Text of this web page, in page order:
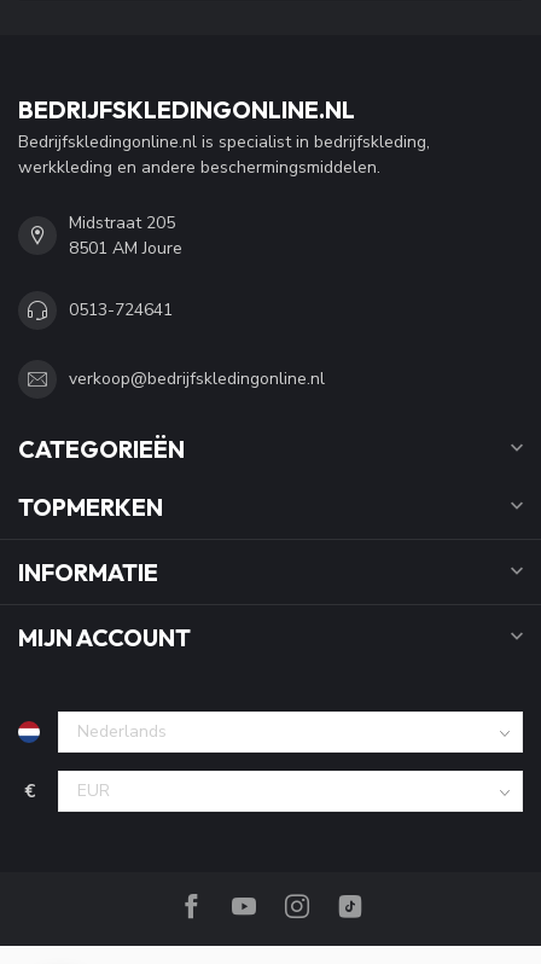
BEDRIJFSKLEDINGONLINE.NL
Bedrijfskledingonline.nl is specialist in bedrijfskleding,
werkkleding en andere beschermingsmiddelen.
Midstraat 205
8501 AM Joure
0513-724641
verkoop@bedrijfskledingonline.nl
CATEGORIEËN
TOPMERKEN
INFORMATIE
MIJN ACCOUNT
€